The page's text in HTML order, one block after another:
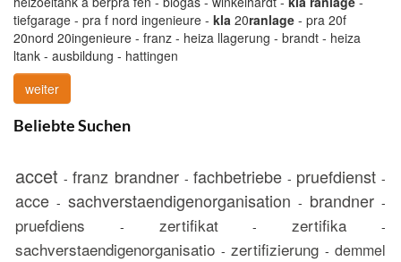
tiefgarage - pra f nord ingenieure - kla 20ranlage - pra 20f
20nord 20ingenieure - franz - heiza llagerung - brandt - heiza
ltank - ausbildung - hattingen
weiter
Beliebte Suchen
accet -franz brandner-fachbetriebe - pruefdienst -
acce - sachverstaendigenorganisation - brandner -
pruefdiens - zertifikat-zertifika -
sachverstaendigenorganisatio - zertifizierung - demmel